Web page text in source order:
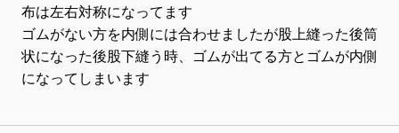
布は左右対称になってます
ゴムがない方を内側には合わせましたが股上縫った後筒
状になった後股下縫う時、ゴムが出てる方とゴムが内側
になってしまいます